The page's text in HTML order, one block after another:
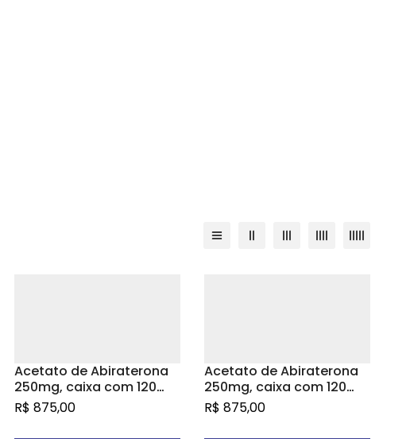
Acetato de Abiraterona
250mg, caixa com 120
comprimidos revestidos
– SANDOZ
R$ 875,00
Acetato de Abiraterona
250mg, caixa com 120
comprimidos revestidos
– SUN PHARMA
R$ 875,00